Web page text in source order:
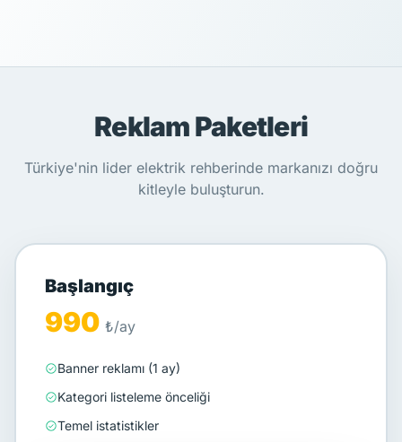
Reklam Paketleri
Türkiye'nin lider elektrik rehberinde markanızı doğru
kitleyle buluşturun.
Başlangıç
990 ₺/ay
Banner reklamı (1 ay)
Kategori listeleme önceliği
Temel istatistikler